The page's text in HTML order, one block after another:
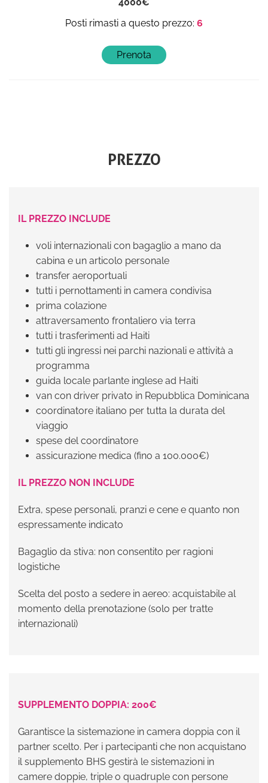
6
PREZZO
IL PREZZO INCLUDE
voli internazionali con bagaglio a mano da
cabina e un articolo personale
transfer aeroportuali
tutti i pernottamenti in camera condivisa
prima colazione
attraversamento frontaliero via terra
tutti i trasferimenti ad Haiti
tutti gli ingressi nei parchi nazionali e attività a
programma
guida locale parlante inglese ad Haiti
van con driver privato in Repubblica Dominicana
coordinatore italiano per tutta la durata del
viaggio
spese del coordinatore
assicurazione medica (fino a 100.000€)
IL PREZZO NON INCLUDE
Extra, spese personali, pranzi e cene e quanto non
espressamente indicato
Bagaglio da stiva: non consentito per ragioni
logistiche
Scelta del posto a sedere in aereo: acquistabile al
momento della prenotazione (solo per tratte
internazionali)
SUPPLEMENTO DOPPIA: 200€
Garantisce la sistemazione in camera doppia con il
partner scelto. Per i partecipanti che non acquistano
il supplemento BHS gestirà le sistemazioni in
camere doppie, triple o quadruple con persone